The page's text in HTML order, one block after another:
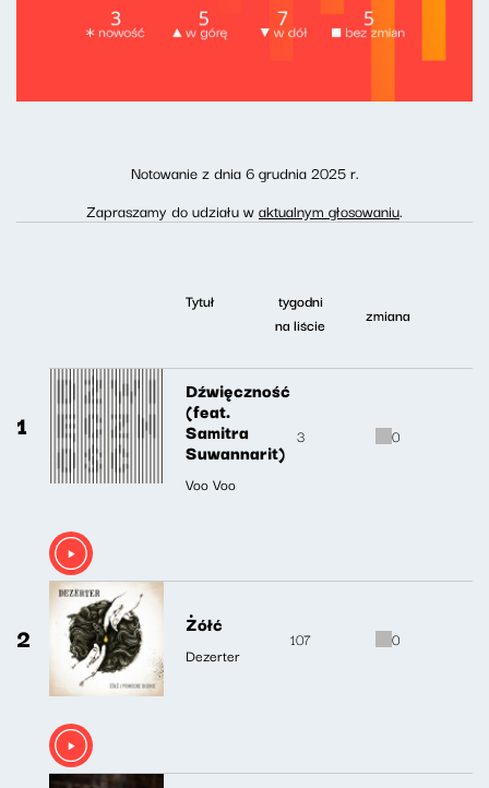
Notowanie z dnia 6 grudnia 2025 r.
Zapraszamy do udziału waktualnym głosowaniu.
Tytuł
tygodni
na liście
zmiana
1
Dźwięczność
(feat.
Samitra
Suwannarit)
Voo Voo
3 0
2 Żółć
Dezerter
107 0